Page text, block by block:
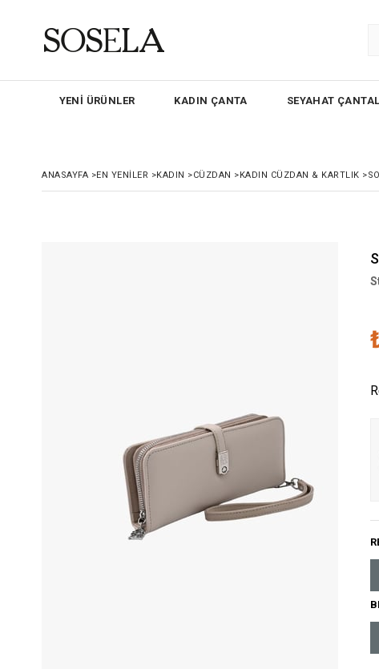
YENİ ÜRÜNLER KADIN ÇANTA SEYAHAT
ANASAYFA >EN YENILER >KADIN >CÜZDAN >KADIN CÜZDAN & KARTLIK >